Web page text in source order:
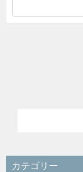
カテゴリー